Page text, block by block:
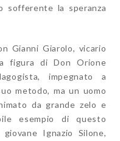
sofferente la speranza
Gianni Giarolo, vicario
figura di Don Orione
impegnato a
metodo, ma un uomo
da grande zelo e
esempio di questo
Ignazio Silone,